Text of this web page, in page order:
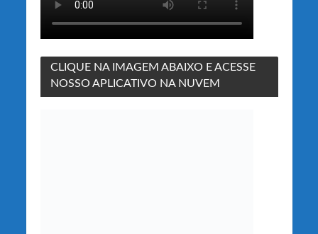
CLIQUE NA IMAGEM ABAIXO E ACESSE
NOSSO APLICATIVO NA NUVEM